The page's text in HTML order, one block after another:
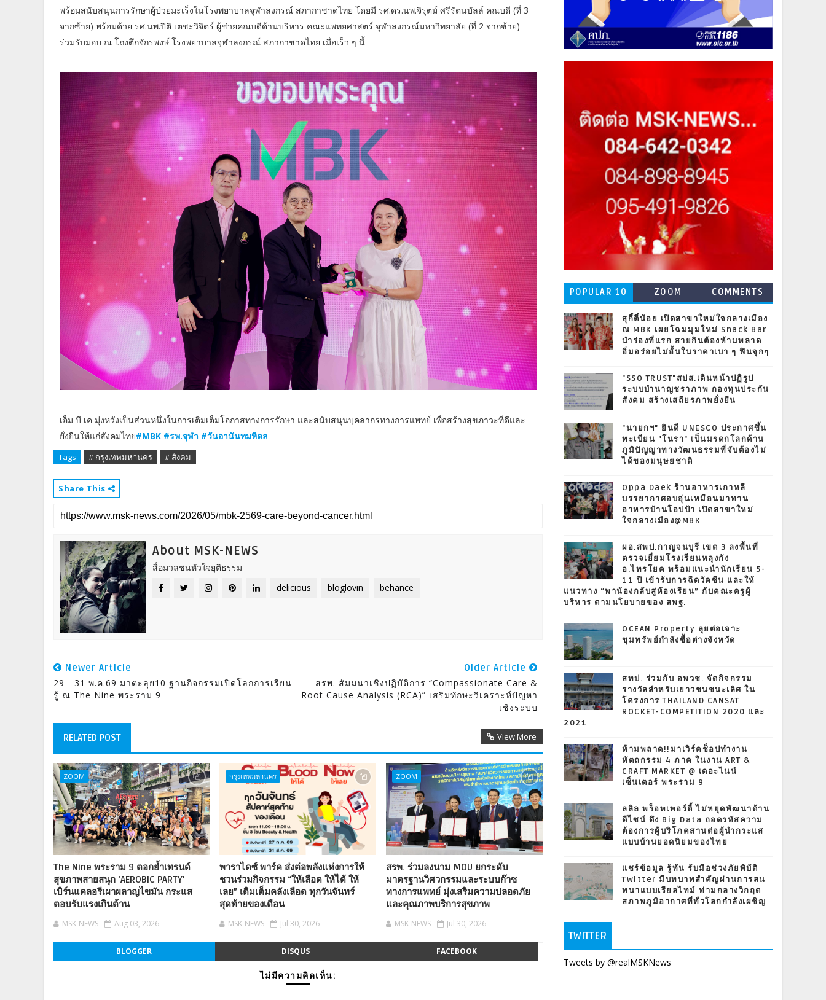
พร้อมสนับสนุนการรักษาผู้ป่วยมะเร็งในโรงพยาบาลจุฬาลงกรณ์ สภากาชาดไทย โดยมี รศ.ดร.นพ.จิรุตม์ ศรีรัตนบัลล์ คณบดี (ที่ 3
จากซ้าย) พร้อมด้วย รศ.นพ.ปิติ เตชะวิจิตร์ ผู้ช่วยคณบดีด้านบริหาร คณะแพทยศาสตร์ จุฬาลงกรณ์มหาวิทยาลัย (ที่ 2 จากซ้าย)
ร่วมรับมอบ ณ โถงตึกจักรพงษ์ โรงพยาบาลจุฬาลงกรณ์ สภากาชาดไทย เมื่อเร็ว ๆ นี้
เอ็ม บี เค มุ่งหวังเป็นส่วนหนึ่งในการเติมเต็มโอกาสทางการรักษา และสนับสนุนบุคลากรทางการแพทย์ เพื่อสร้างสุขภาวะที่ดีและ
ยั่งยืนให้แก่สังคมไทย#MBK #รพ.จุฬา #วันอานันทมหิดล
Tags # กรุงเทพมหานคร # สังคม
Share This
About MSK-NEWS
สื่อมวลชนหัวใจยุติธรรม
delicious
bloglovin behance
Newer Article
29 - 31 พ.ค.69 มาตะลุย10 ฐานกิจกรรมเปิดโลกการเรียน
รู้ ณ The Nine พระราม 9
Older Article
สรพ. สัมมนาเชิงปฏิบัติการ “Compassionate Care &
Root Cause Analysis (RCA)” เสริมทักษะวิเคราะห์ปัญหา
เชิงระบบ
RELATED POST View More
ZOOM
The Nine พระราม 9 ตอกย้ำเทรนด์
สุขภาพสายสนุก ‘AEROBIC PARTY’
เบิร์นแคลอรีเผาผลาญไขมัน กระแส
ตอบรับแรงเกินต้าน
MSK-NEWS Aug 03, 2026
กรุงเทพมหานคร
พาราไดซ์ พาร์ค ส่งต่อพลังแห่งการให้
ชวนร่วมกิจกรรม “ให้เลือด ให้ได้ ให้
เลย” เติมเต็มคลังเลือด ทุกวันจันทร์
สุดท้ายของเดือน
MSK-NEWS Jul 30, 2026
ZOOM
สรพ. ร่วมลงนาม MOU ยกระดับ
มาตรฐานวิศวกรรมและระบบก๊าซ
ทางการแพทย์ มุ่งเสริมความปลอดภัย
และคุณภาพบริการสุขภาพ
MSK-NEWS Jul 30, 2026
BLOGGER DISQUS FACEBOOK
ไม่มีความคิดเห็น:
POPULAR 10 ZOOM COMMENTS
สุกี้ตี๋น้อย เปิดสาขาใหม่ใจกลางเมือง
ณ MBK เผยโฉมมุมใหม่ Snack Bar
นำร่องที่แรก สายกินต้องห้ามพลาด
อิ่มอร่อยไม่อั้นในราคาเบา ๆ ฟินจุกๆ
"SSO TRUST"สปส.เดินหน้าปฏิรูป
ระบบบำนาญชราภาพ กองทุนประกัน
สังคม สร้างเสถียรภาพยั่งยืน
"นายกฯ" ยินดี UNESCO ประกาศขึ้น
ทะเบียน "โนรา" เป็นมรดกโลกด้าน
ภูมิปัญญาทางวัฒนธรรมที่จับต้องไม่
ได้ของมนุษยชาติ
Oppa Daek ร้านอาหารเกาหลี
บรรยากาศอบอุ่นเหมือนมาทาน
อาหารบ้านโอปป้า เปิดสาขาใหม่
ใจกลางเมือง@MBK
ผอ.สพป.กาญจนบุรี เขต 3 ลงพื้นที่
ตรวจเยี่ยมโรงเรียนหลุงกัง
อ.ไทรโยค พร้อมแนะนำนักเรียน 5-
11 ปี เข้ารับการฉีดวัคซีน และให้
แนวทาง “พาน้องกลับสู่ห้องเรียน” กับคณะครูผู้
บริหาร ตามนโยบายของ สพฐ.
OCEAN Property ลุยต่อเจาะ
ขุมทรัพย์กำลังซื้อต่างจังหวัด
สทป. ร่วมกับ อพวช. จัดกิจกรรม
รางวัลสำหรับเยาวชนชนะเลิศ ใน
โครงการ THAILAND CANSAT
ROCKET-COMPETITION 2020 และ
2021
ห้ามพลาด!!มาเวิร์คช็อปทำงาน
หัตถกรรม 4 ภาค ในงาน ART &
CRAFT MARKET @ เดอะไนน์
เซ็นเตอร์ พระราม 9
ลลิล พร็อพเพอร์ตี้ ไม่หยุดพัฒนาด้าน
ดีไซน์ ดึง Big Data ถอดรหัสความ
ต้องการผู้บริโภคสานต่อผู้นำกระแส
แบบบ้านยอดนิยมของไทย
แชร์ข้อมูล รู้ทัน รับมือช่วงภัยพิบัติ
Twitter มีบทบาทสำคัญผ่านการสน
ทนาแบบเรียลไทม์ ท่ามกลางวิกฤต
สภาพภูมิอากาศที่ทั่วโลกกำลังเผชิญ
TWITTER
Tweets by @realMSKNews